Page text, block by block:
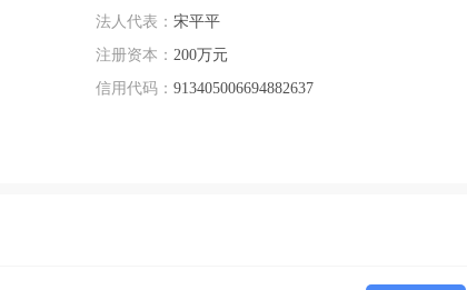
法人代表： 宋平平
注册资本： 200万元
信用代码： 913405006694882637